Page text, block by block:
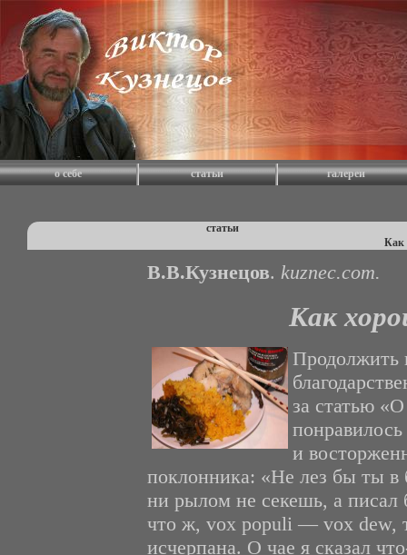
о себе статьи галереи
статьи
Как
В.В.Кузнецов. kuznec.com.
Как
Продолжить
за статью
и
поклонника: «Не лез бы ты в
ни рылом не секешь, а писал
что ж, vox populi — vox dew,
исчерпана. О чае я сказал